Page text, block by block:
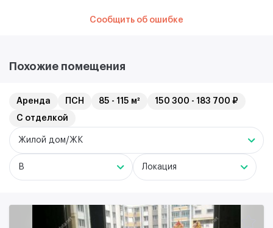
Сообщить об ошибке
Похожие помещения
Аренда ПСН 85 - 115 м²
150 300 - 183 700 ₽
С отделкой
Жилой дом/ЖК
B Локация